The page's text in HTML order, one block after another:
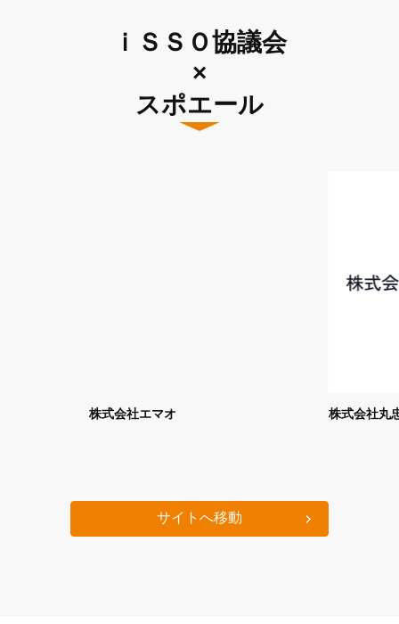
ｉＳＳＯ協議会
×
スポエール
株式会社エマオ 株式会社丸
サイトへ移動